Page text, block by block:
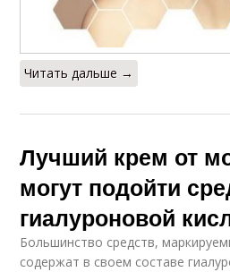
Читать дальше →
Лучший крем от
могут подойти
гиалуроновой
Большинство средств,
содержат в своем составе